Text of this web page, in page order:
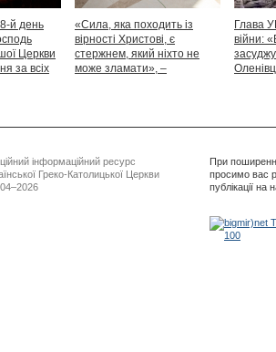
й день
Церкви
за всіх
«Сила, яка походить із
вірності Христові, є
стержнем, який ніхто не
може зламати», –
Глава
війни:
інформаційний ресурс
Греко-Католицької Церкви
При
просимо вас
публікації на